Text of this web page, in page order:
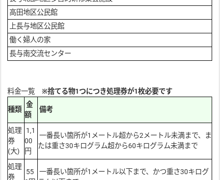
高田地区公民館
上長与地区公民館
働く婦人の家
長与南交流センター
料金一覧※捨てる物1つにつき処理券が1枚必要です
種類
金
額
備考
処理
券
(大)
1,1
00
円
一番長い箇所が1メートル超から2メートル未満まで、ま
たは重さ30キログラム超から60キログラム未満まで
処理
券
55
一番長い箇所が1メートル以下まで、かつ重さ30キログ